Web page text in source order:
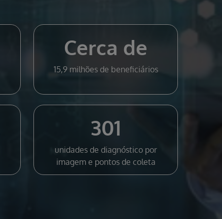
Cerca de
15,9 milhões de beneficiários
301
unidades de diagnóstico por
imagem e pontos de coleta